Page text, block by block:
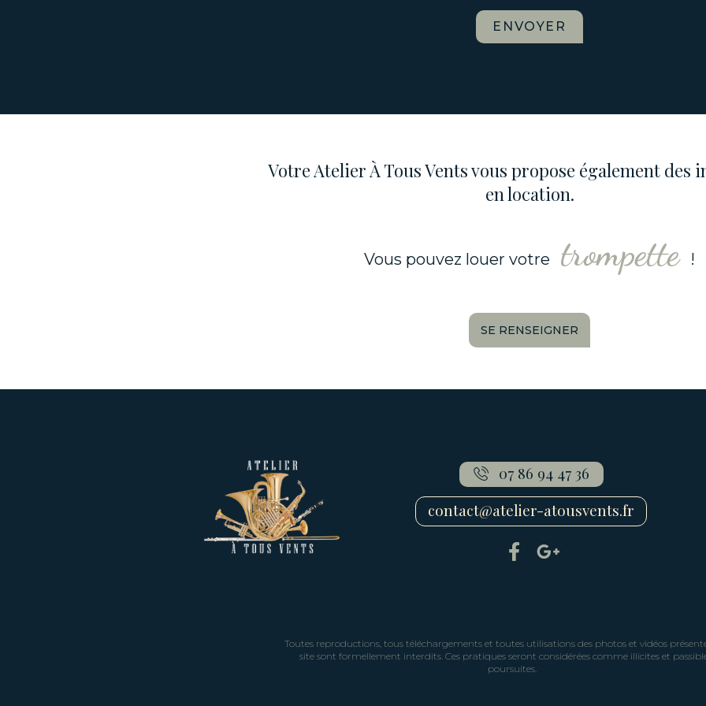
ENVOYER
Votre Atelier À Tous Vents vous propose également des
en location.
Vous pouvez louer votre flûte !
SE RENSEIGNER
07 86 94 47 36
contact@atelier-atousvents.fr
Toutes reproductions, tous téléchargements et toutes utilisations des photos et vidéos
site sont formellement interdits. Ces pratiques seront considérées comme illicites et
poursuites.